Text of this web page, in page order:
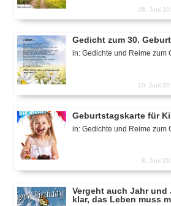
28. Juni
Gedicht zum 30.
in: Gedichte und Reime zum
10. Juni
Geburtstagskarte für
in: Gedichte und Reime zum
8. Juni
Vergeht auch Jahr
klar, das Leben muss